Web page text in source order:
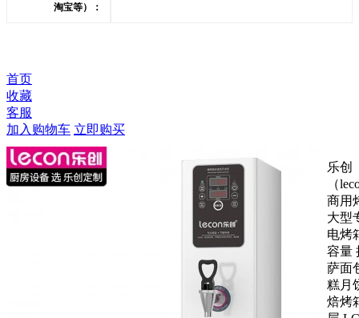
淘宝等）：
首页
收藏
客服
加入购物车 立即购买
乐创
（
商用
大型
电烤
容量
萨面
糕月
焙烤